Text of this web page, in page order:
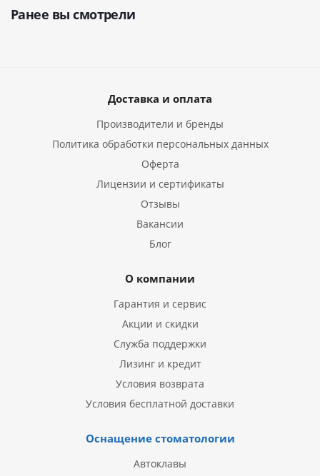
Ранее вы смотрели
Доставка и оплата
Производители и бренды
Политика обработки персональных данных
Оферта
Лицензии и сертификаты
Отзывы
Вакансии
Блог
О компании
Гарантия и сервис
Акции и скидки
Служба поддержки
Лизинг и кредит
Условия возврата
Условия бесплатной доставки
Оснащение стоматологии
Автоклавы